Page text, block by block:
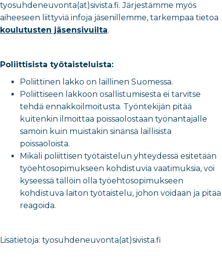
tyosuhdeneuvonta(at)sivista.fi. Järjestämme myös
aiheeseen liittyviä infoja jäsenillemme, tarkempaa tietoa
koulutusten jäsensivuilta.
Poliittisista työtaisteluista:
Poliittinen lakko on laillinen Suomessa.
Poliittiseen lakkoon osallistumisesta ei tarvitse
tehdä ennakkoilmoitusta. Työntekijän pitää
kuitenkin ilmoittaa poissaolostaan työnantajalle
samoin kuin muistakin sinänsä laillisista
poissaoloista.
Mikäli poliittisen työtaistelun yhteydessä esitetään
työehtosopimukseen kohdistuvia vaatimuksia, voi
kyseessä tällöin olla työehtosopimukseen
kohdistuva laiton työtaistelu, johon voidaan ja pitää
reagoida.
Lisätietoja: tyosuhdeneuvonta(at)sivista.fi